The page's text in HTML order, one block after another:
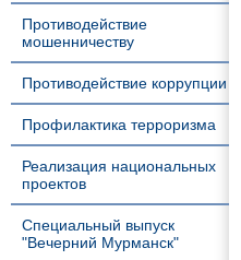
Противодействие
мошенничеству
Противодействие коррупции
Профилактика терроризма
Реализация национальных
проектов
Специальный выпуск
"Вечерний Мурманск"